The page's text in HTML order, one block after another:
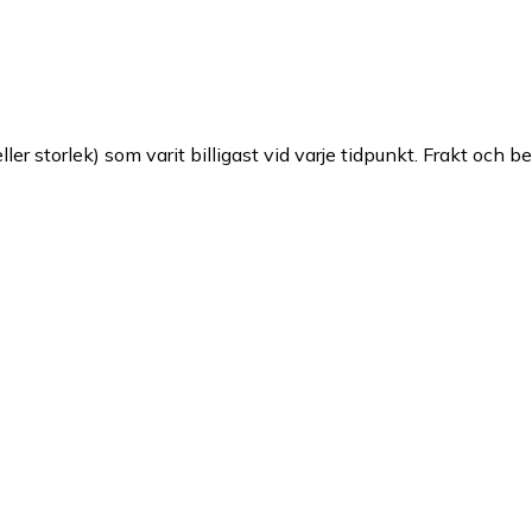
storlek) som varit billigast vid varje tidpunkt. Frakt och